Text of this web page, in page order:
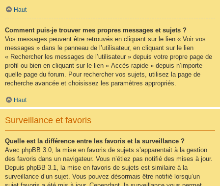
Haut
Comment puis-je trouver mes propres messages et sujets ?
Vos messages peuvent être retrouvés en cliquant sur le lien « Voir vos
messages » dans le panneau de l’utilisateur, en cliquant sur le lien
« Rechercher les messages de l’utilisateur » depuis votre propre page de
profil ou bien en cliquant sur le lien « Accès rapide » depuis n’importe
quelle page du forum. Pour rechercher vos sujets, utilisez la page de
recherche avancée et choisissez les paramètres appropriés.
Haut
Surveillance et favoris
Quelle est la différence entre les favoris et la surveillance ?
Avec phpBB 3.0, la mise en favoris de sujets s’apparentait à la gestion
des favoris dans un navigateur. Vous n’étiez pas notifié des mises à jour.
Depuis phpBB 3.1, la mise en favoris de sujets est similaire à la
surveillance d’un sujet. Vous pouvez désormais être notifié lorsqu’un